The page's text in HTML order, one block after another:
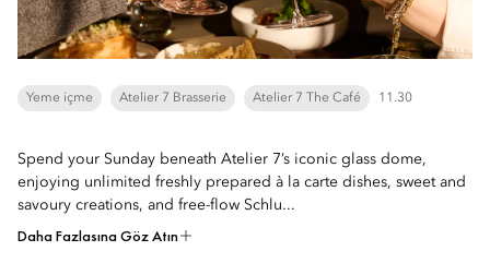
Yeme içme Atelier 7 Brasserie Atelier 7 The Café 11.30
Spend your Sunday beneath Atelier 7’s iconic glass dome,
enjoying unlimited freshly prepared à la carte dishes, sweet and
savoury creations, and free-flow Schlu...
Daha Fazlasına Göz Atın